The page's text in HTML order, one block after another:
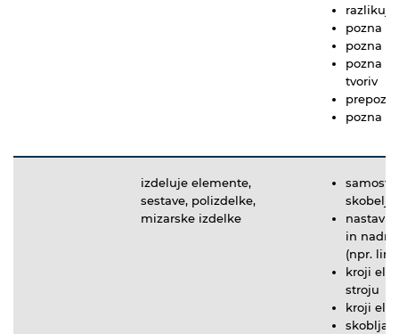
pozna
pozna
pozna
tvoriv
pozna
izdeluje elemente,
sestave, polizdelke,
mizarske izdelke
in
(npr.
kroji
stroju
kroji
skoblja